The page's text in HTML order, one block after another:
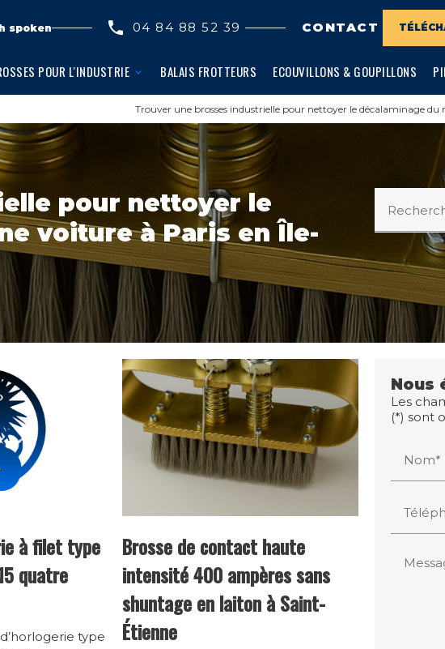
spoken 04 84 88 52 39 CONTACT
POUR L'INDUSTRIE BALAIS FROTTEURS ECOUVILLONS & GOUPILLONS
Trouver une brosses industrielle pour nettoyer le décalaminage
pour nettoyer le
voiture à Paris en Île-
à filet type
quatre
type
Brosse de contact haute
intensité 400 ampères sans
shuntage en laiton à Saint-
Étienne
Nous
Les
(*) sont
Nom*